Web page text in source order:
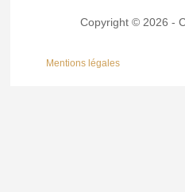
Copyright © 2026 -
Mentions légales